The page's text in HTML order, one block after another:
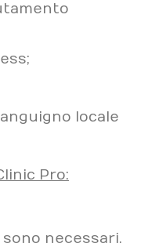
locale
Pro:
necessari,